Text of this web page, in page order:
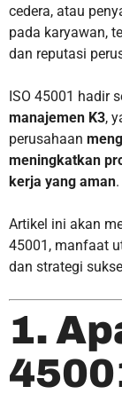
cedera, atau
pada karyawan,
dan reputasi
ISO 45001 hadir
manajemen K3,
perusahaan
meningkatkan
kerja yang aman.
Artikel ini akan
45001, manfaat
dan strategi
1.